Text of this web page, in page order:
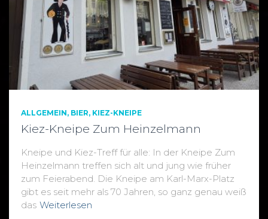
ALLGEMEIN BIER KIEZ-KNEIPE
Kiez-Kneipe Zum Heinzelmann
Kneipe und Kiez-Treff für alle: In der Kneipe Zum
Heinzelmann treffen sich alt und jung wie früher
zum Feierabend. Die Kneipe am Karl-Marx-Platz
gibt es seit mehr als 70 Jahren, so ganz genau weiß
das Weiterlesen